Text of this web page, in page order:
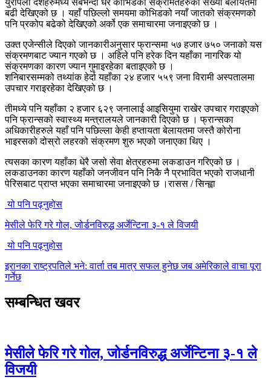
बढी देखिएको छ । यहाँ पछिल्लो समयमा कोभिडको नयाँ जातको संक्रमणको
पनि प्रकोप बढेको देखिएको अर्को एक समाचारमा जनाइएको छ ।
उक्त एजेन्सीले दिएको जानकारीअनुसार फ्रान्समा ५७ हजार ७५० जनाको यस
संक्रमणबाट ज्यान गएको छ । अहिले पनि हरेक दिन यहाँका नागरिक यो
संक्रमणका कारण ज्यान गुमाइरहेका बताइएको छ ।
शनिबारसम्मको तथ्यांक हेर्दा यहाँका २४ हजार ५५९ जना विरामी अस्पतालमा
उपचार गराइरहेका देखिएको छ ।
तीमध्ये पनि यहाँका २ हजार ६२९ जनालाई आइसियुमा राखेर उपचार गराइएको
पनि फ्रान्सको स्वास्थ्य मन्त्रालयले जानकारी दिएको छ । फ्रान्सका
अधिकारीहरुले यहाँ पनि पछिल्ला केही हप्तायता बेलायतमा जस्तै कोरोना
भाइरसको दोस्रो लहरको संक्रमण शुरु भएको जनाएका थिए ।
त्यसका कारण यहाँका धेरै जसो सेवा क्षेत्रहरुमा लकडाउन गरिएको छ ।
लकडाउनका कारण यहाँको जनजीवन पनि निकै नै प्रभावित भएको राजधानी
पेरिसबाट प्राप्त भएका समाचारमा जनाइएको छ ।रासस / सिन्ह्वा
यो पनि पढ्नुहोस
मेसीले फेरि गरे गोल, जोर्डनविरुद्ध अर्जेन्टिना ३-१ ले विजयी
यो पनि पढ्नुहोस
इरानका राष्ट्रपतिले भने: वार्ता तब मात्र सफल हुनेछ जब अमेरिकाले वाचा पूरा
गर्नेछ
सम्बन्धित खवर
मेसीले फेरि गरे गोल, जोर्डनविरुद्ध अर्जेन्टिना ३-१ ले
विजयी